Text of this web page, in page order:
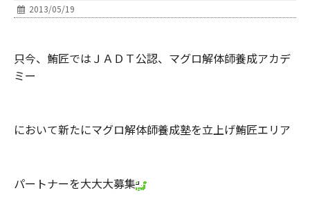
2013/05/19
只今、鮪匠ではＪＡＤＴ公認、マグロ解体師養成アカデ
ミー
において新たにマグロ解体師養成塾を立上げ鮪匠エリア
パートナーを大大大募集